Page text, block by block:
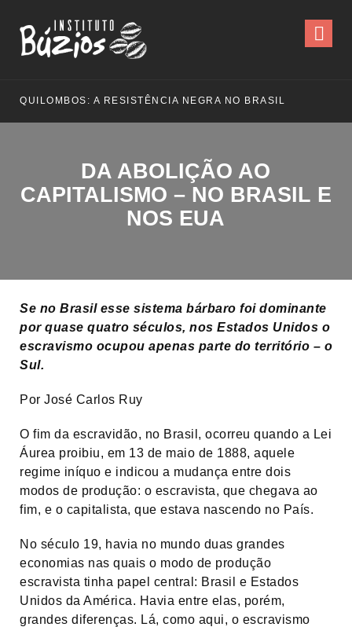
QUILOMBOS: A RESISTÊNCIA NEGRA NO BRASIL
DA ABOLIÇÃO AO
CAPITALISMO – NO BRASIL E
NOS EUA
Se no Brasil esse sistema bárbaro foi dominante
por quase quatro séculos, nos Estados Unidos o
escravismo ocupou apenas parte do território – o
Sul.
Por José Carlos Ruy
O fim da escravidão, no Brasil, ocorreu quando a Lei
Áurea proibiu, em 13 de maio de 1888, aquele
regime iníquo e indicou a mudança entre dois
modos de produção: o escravista, que chegava ao
fim, e o capitalista, que estava nascendo no País.
No século 19, havia no mundo duas grandes
economias nas quais o modo de produção
escravista tinha papel central: Brasil e Estados
Unidos da América. Havia entre elas, porém,
grandes diferenças. Lá, como aqui, o escravismo